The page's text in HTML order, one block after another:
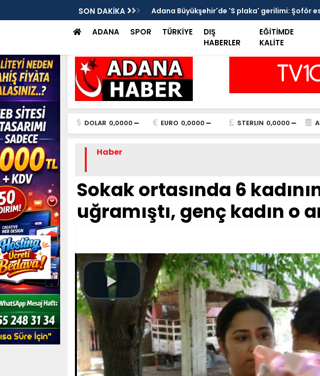
SON DAKİKA
bir iş yerinde, iş yeri sahibi ile genç
Adana Büyükşehir'de 'S plaka' gerilimi: Şoför
müdahale
ADANA SPOR TÜRKİYE
DIŞ
HABERLER
EĞİTİMDE
KALİTE
DOLAR 0,0000 EURO 0,0000 STERLIN 0,0000
Haber
Sokak ortasında 6
uğramıştı, genç kadın o